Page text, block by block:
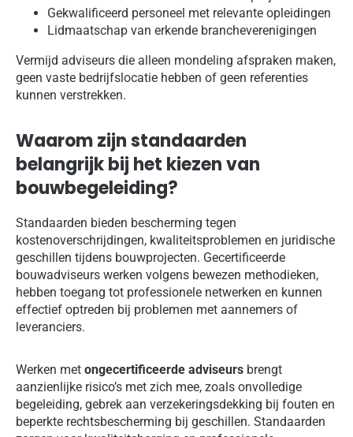
Gekwalificeerd personeel met relevante opleidingen
Lidmaatschap van erkende brancheverenigingen
Vermijd adviseurs die alleen mondeling afspraken maken,
geen vaste bedrijfslocatie hebben of geen referenties
kunnen verstrekken.
Waarom zijn standaarden
belangrijk bij het kiezen van
bouwbegeleiding?
Standaarden bieden bescherming tegen
kostenoverschrijdingen, kwaliteitsproblemen en juridische
geschillen tijdens bouwprojecten. Gecertificeerde
bouwadviseurs werken volgens bewezen methodieken,
hebben toegang tot professionele netwerken en kunnen
effectief optreden bij problemen met aannemers of
leveranciers.
Werken met ongecertificeerde adviseurs brengt
aanzienlijke risico’s met zich mee, zoals onvolledige
begeleiding, gebrek aan verzekeringsdekking bij fouten en
beperkte rechtsbescherming bij geschillen. Standaarden